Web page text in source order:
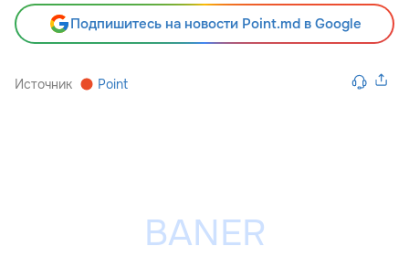
Подпишитесь на новости Point.md в Google
Источник Point